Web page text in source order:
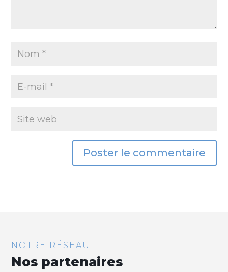
NOTRE RÉSEAU
Nos partenaires